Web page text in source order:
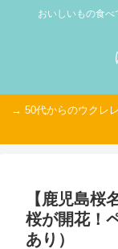
おいしいもの食
→ 50代からのウクレ
【鹿児島桜
桜が開花！
あり）